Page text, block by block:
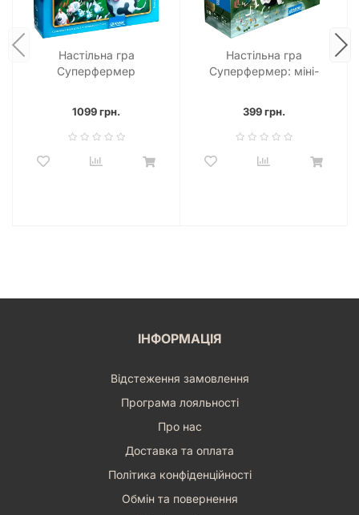
Настільна гра
Суперфермер
1099 грн.
Настільна гра
Суперфермер: міні-
399 грн.
ІНФОРМАЦІЯ
Відстеження замовлення
Програма лояльності
Про нас
Доставка та оплата
Політика конфіденційності
Обмін та повернення